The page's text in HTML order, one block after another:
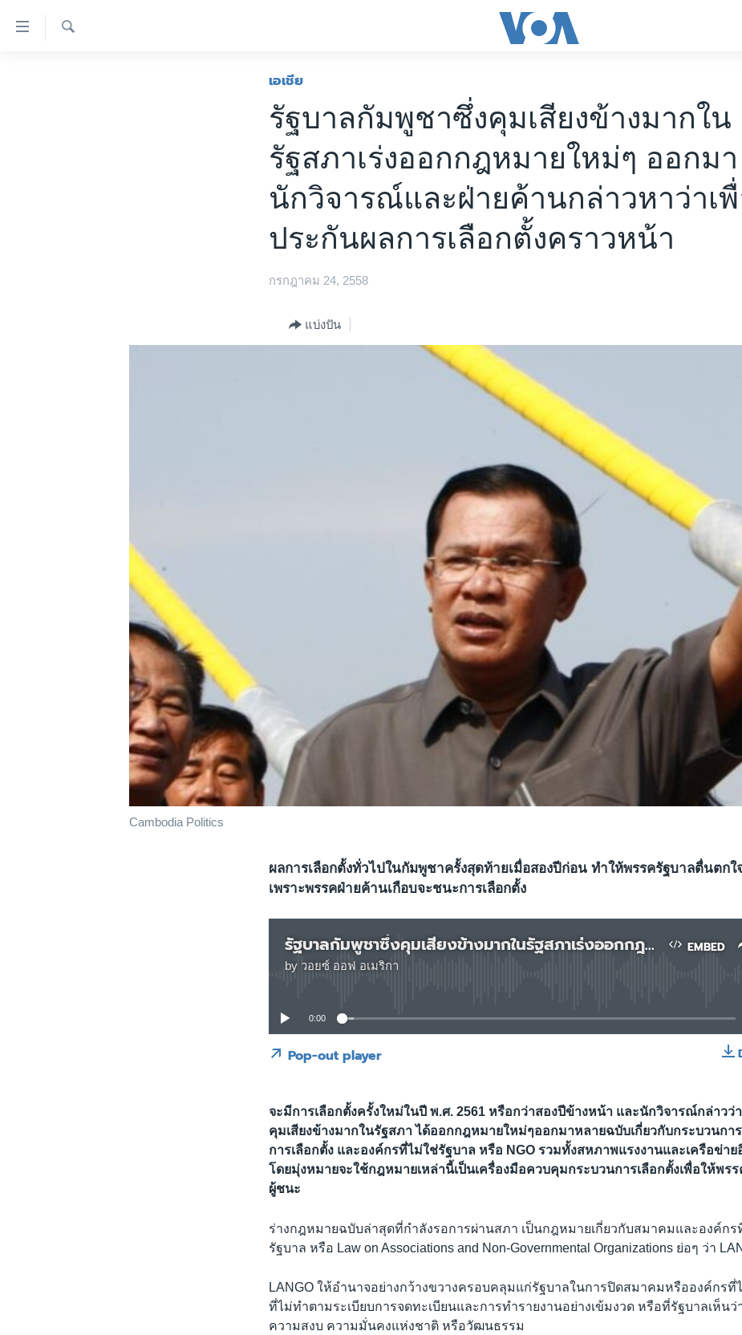
เอเชีย
รัฐบาลกัมพูชาซึ่งคุมเสียงข้างมากใน
รัฐสภาเร่งออกกฎหมายใหม่ๆ ออกม
นักวิจารณ์และฝ่ายค้านกล่าวหาว่าเ
ประกันผลการเลือกตั้งคราวหน้า
กรกฎาคม 24, 2558
แบ่งปัน
Cambodia Politics
ผลการเลือกตั้งทั่วไปในกัมพูชาครั้งสุดท้ายเมื่อสองปีก่อน ทำให้พรรครัฐบาลตื่นตกใ
เพราะพรรคฝ่ายค้านเกือบจะชนะการเลือกตั้ง
EMBED
รัฐบาลกัมพูชาซึ่งคุมเสียงข้างมากในรัฐสภาเร่งออกกฎหมายใหม่ๆ ออกมา
by วอยซ์ ออฟ อเมริกา
0:00
Pop-out player
จะมีการเลือกตั้งครั้งใหม่ในปี พ.ศ. 2561 หรือกว่าสองปีข้างหน้า และนักวิจารณ์กล่าวว่
คุมเสียงข้างมากในรัฐสภา ได้ออกกฎหมายใหม่ๆออกมาหลายฉบับเกี่ยวกับกระบวนกา
การเลือกตั้ง และองค์กรที่ไม่ใช่รัฐบาล หรือ NGO รวมทั้งสหภาพแรงงานและเครือข่าย
โดยมุ่งหมายจะใช้กฎหมายเหล่านี้เป็นเครื่องมือควบคุมกระบวนการเลือกตั้งเพื่อให้พรร
ผู้ชนะ
ร่างกฎหมายฉบับล่าสุดที่กำลังรอการผ่านสภา เป็นกฎหมายเกี่ยวกับสมาคมและองค์กร
รัฐบาล หรือ Law on Associations and Non-Governmental Organizations ย่อๆ ว่า
LANGO ให้อำนาจอย่างกว้างขวางครอบคลุมแก่รัฐบาลในการปิดสมาคมหรือองค์กรที่
ที่ไม่ทำตามระเบียบการจดทะเบียนและการทำรายงานอย่างเข้มงวด หรือที่รัฐบาลเห็นว่
ความสงบ ความมั่นคงแห่งชาติ หรือวัฒนธรรม